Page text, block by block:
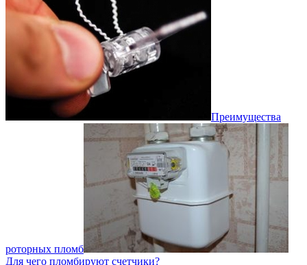
Преимущества
роторных пломб
Для чего пломбируют счетчики?